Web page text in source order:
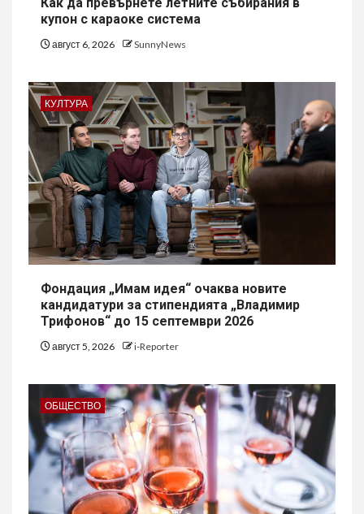
купон с караоке система
август 6, 2026 SunnyNews
КУЛТУРА
Фондация „Имам идея“ очаква новите
кандидатури за стипендията „Владимир
Трифонов“ до 15 септември 2026
август 5, 2026 i-Reporter
ОБЩЕСТВО